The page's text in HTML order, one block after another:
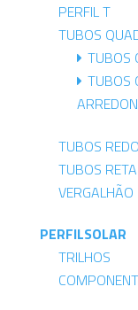
PERFIL T
TUBOS
TUBOS
TUBOS
TUBOS
TUBOS
PERFILSOLAR
TRILHOS